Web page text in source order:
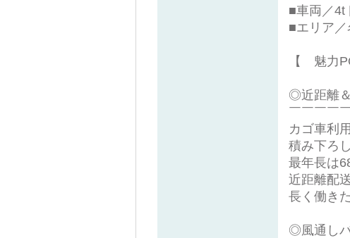
■車両／4t
■エリア
【 魅力
◎近距離
￣￣￣￣
カゴ車利
積み下ろ
最年長は
近距離配
長く働き
◎風通し